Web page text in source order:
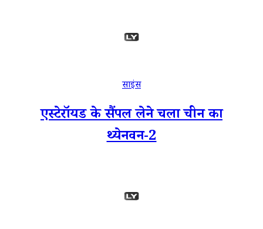
साइंस
एस्टेरॉयड के सैंपल लेने चला चीन का
थ्येनवन-2